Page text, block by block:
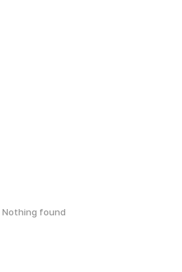
Nothing found